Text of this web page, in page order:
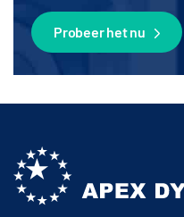
Probeer het nu